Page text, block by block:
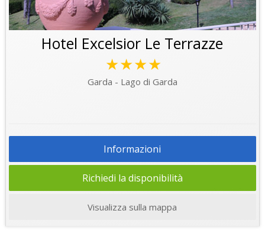
Hotel Excelsior Le Terrazze
★★★★
Garda - Lago di Garda
Informazioni
Richiedi la disponibilità
Visualizza sulla mappa